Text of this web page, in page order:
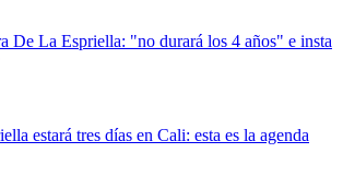
De La Espriella: "no durará los 4 años" e insta
estará tres días en Cali: esta es la agenda